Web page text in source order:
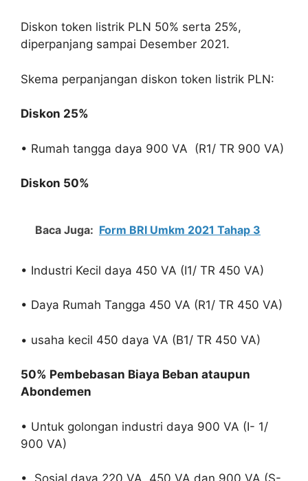
Diskon token listrik PLN 50% serta 25%,
diperpanjang sampai Desember 2021.
Skema perpanjangan diskon token listrik PLN:
Diskon 25%
• Rumah tangga daya 900 VA (R1/ TR 900 VA)
Diskon 50%
Baca Juga: Form BRI Umkm 2021 Tahap 3
• Industri Kecil daya 450 VA (I1/ TR 450 VA)
• Daya Rumah Tangga 450 VA (R1/ TR 450 VA)
• usaha kecil 450 daya VA (B1/ TR 450 VA)
50% Pembebasan Biaya Beban ataupun
Abondemen
• Untuk golongan industri daya 900 VA (I- 1/
900 VA)